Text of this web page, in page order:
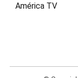
América TV